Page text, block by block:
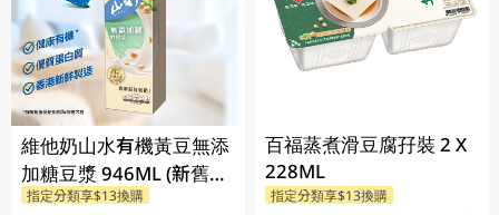
維他奶山水有機黃豆無添
加糖豆漿 946ML (新舊包
裝隨機發貨)
指定分類享$13換購
百福蒸煮滑豆腐孖裝 2 X
228ML
指定分類享$13換購